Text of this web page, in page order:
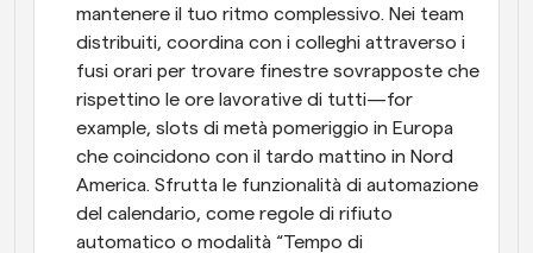
mantenere il tuo ritmo complessivo. Nei team
distribuiti, coordina con i colleghi attraverso i
fusi orari per trovare finestre sovrapposte che
rispettino le ore lavorative di tutti—for
example, slots di metà pomeriggio in Europa
che coincidono con il tardo mattino in Nord
America. Sfrutta le funzionalità di automazione
del calendario, come regole di rifiuto
automatico o modalità “Tempo di